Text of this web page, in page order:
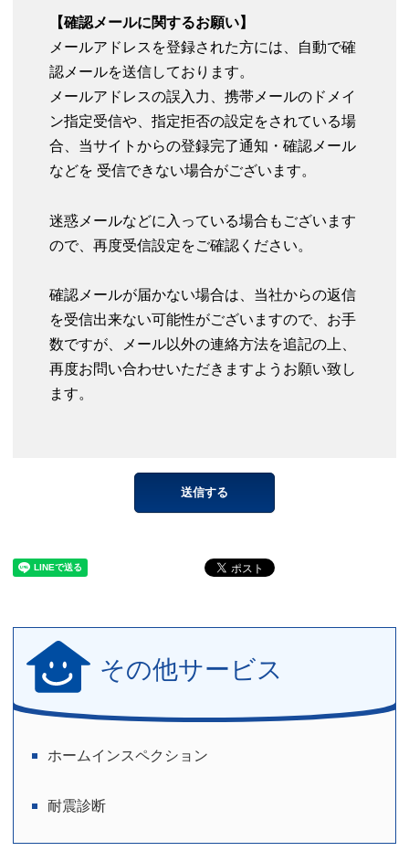
【確認メールに関するお願い】
メールアドレスを登録された方には、自動で確
認メールを送信しております。
メールアドレスの誤入力、携帯メールのドメイ
ン指定受信や、指定拒否の設定をされている場
合、当サイトからの登録完了通知・確認メール
などを 受信できない場合がございます。
迷惑メールなどに入っている場合もございます
ので、再度受信設定をご確認ください。
確認メールが届かない場合は、当社からの返信
を受信出来ない可能性がございますので、お手
数ですが、メール以外の連絡方法を追記の上、
再度お問い合わせいただきますようお願い致し
ます。
その他サービス
ホームインスペクション
耐震診断